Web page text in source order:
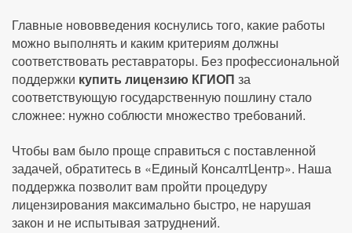
Главные нововведения коснулись того, какие работы
можно выполнять и каким критериям должны
соответствовать реставраторы. Без профессиональной
поддержки купить лицензию КГИОП за
соответствующую государственную пошлину стало
сложнее: нужно соблюсти множество требований.
Чтобы вам было проще справиться с поставленной
задачей, обратитесь в «Единый КонсалтЦентр». Наша
поддержка позволит вам пройти процедуру
лицензирования максимально быстро, не нарушая
закон и не испытывая затруднений.